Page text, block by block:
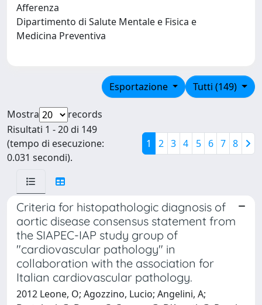
Afferenza
Dipartimento di Salute Mentale e Fisica e
Medicina Preventiva
Tutti (149)
Esportazione
Mostra
records
Risultati 1 - 20 di 149
(tempo di esecuzione:
0.031 secondi).
1 2 3 4 5 6 7 8
Criteria for histopathologic diagnosis of
aortic disease consensus statement from
the SIAPEC-IAP study group of
"cardiovascular pathology" in
collaboration with the association for
Italian cardiovascular pathology.
2012 Leone, O; Agozzino, Lucio; Angelini, A;